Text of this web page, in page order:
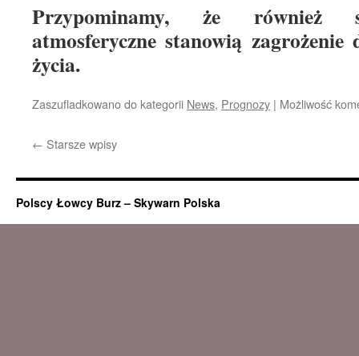
Przypominamy, że również
atmosferyczne stanowią
życia.
Zaszufladkowano do kategorii News, Prognozy | Możliwość
← Starsze wpisy
Polscy Łowcy Burz – Skywarn Polska